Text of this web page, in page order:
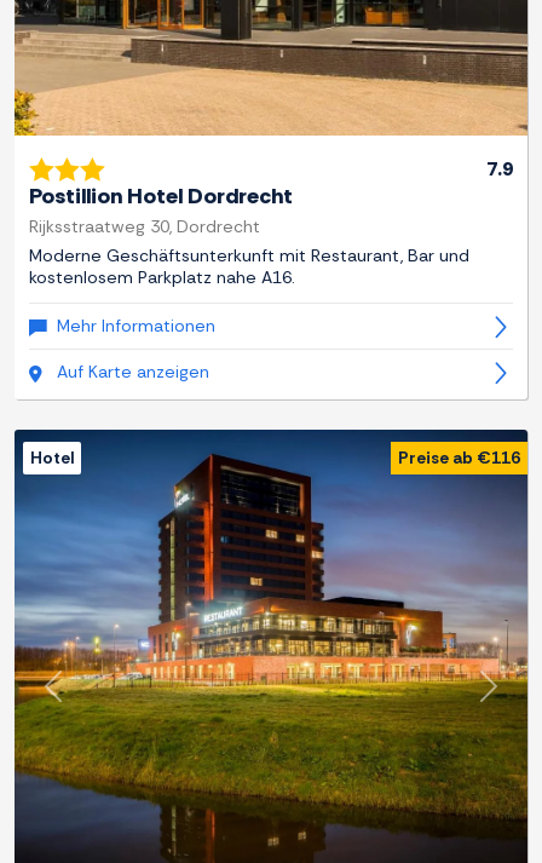
7.9
Postillion Hotel Dordrecht
Rijksstraatweg 30, Dordrecht
Moderne Geschäftsunterkunft mit Restaurant, Bar und
kostenlosem Parkplatz nahe A16.
Mehr Informationen
Auf Karte anzeigen
Zurück
Hotel Preise ab €116